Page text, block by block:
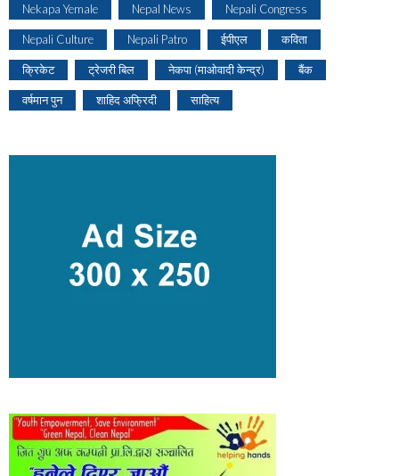
Nekapa Yemale Nepal News Nepali Congress
Nepali Culture Nepali Patro ईपीएल कविता
क्रिकेट ट्रेजरी बिल नेकपा (माओवादी केन्द्र) बैंक
वर्षमान पुन शाहिद अफ्रिदी साहित्य